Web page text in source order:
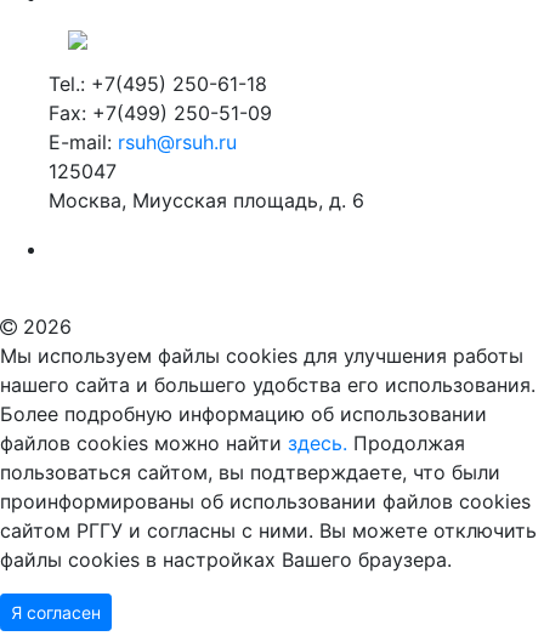
Tel.: +7(495) 250-61-18
Fax: +7(499) 250-51-09
E-mail: rsuh@rsuh.ru
125047
Москва, Миусская площадь, д. 6
2026
Мы используем файлы cookies для улучшения работы
нашего сайта и большего удобства его использования.
Более подробную информацию об использовании
файлов cookies можно найти здесь. Продолжая
пользоваться сайтом, вы подтверждаете, что были
проинформированы об использовании файлов cookies
сайтом РГГУ и согласны с ними. Вы можете отключить
файлы cookies в настройках Вашего браузера.
Я согласен